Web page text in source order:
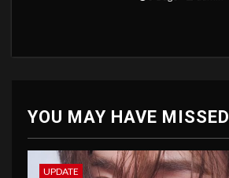
YOU MAY HAVE MISSED
UPDATE